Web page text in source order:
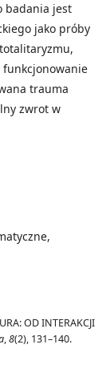
OD INTERAKCJI
,8(2), 131–140.
badania jest
jako próby
funkcjonowanie
trauma
zwrot w